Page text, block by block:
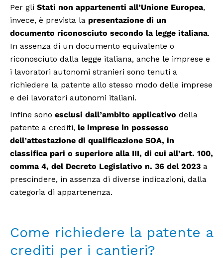
Per gli Stati non appartenenti all’Unione Europea,
invece, è prevista la presentazione di un
documento riconosciuto secondo la legge italiana.
In assenza di un documento equivalente o
riconosciuto dalla legge italiana, anche le imprese e
i lavoratori autonomi stranieri sono tenuti a
richiedere la patente allo stesso modo delle imprese
e dei lavoratori autonomi italiani.
Infine sono esclusi dall’ambito applicativo della
patente a crediti, le imprese in possesso
dell’attestazione di qualificazione SOA, in
classifica pari o superiore alla III, di cui all’art. 100,
comma 4, del Decreto Legislativo n. 36 del 2023 a
prescindere, in assenza di diverse indicazioni, dalla
categoria di appartenenza.
Come richiedere la patente a
crediti per i cantieri?